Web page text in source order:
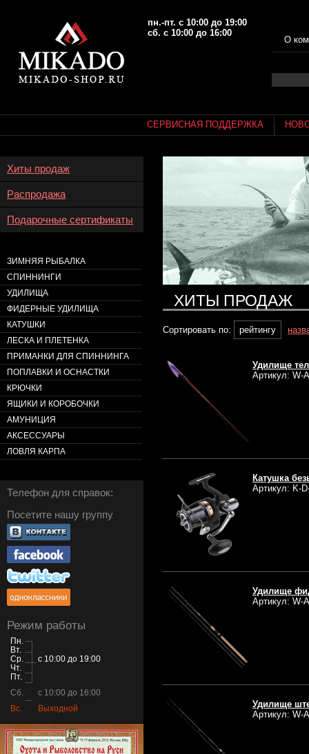
пн.-пт. с 10:00 до 19:00
сб. с 10:00 до 16:00
О
СЕРВИСНАЯ ПОДДЕРЖКА
ХИТЫ ПРОДАЖ
Сортировать по: рейтингу
Удилище
Артикул: W-
Катушка
Артикул: K-
Удилище
Артикул: W-
Удилище
Артикул: W-
Хиты продаж
Распродажа
Подарочные сертификаты
ЗИМНЯЯ РЫБАЛКА
СПИННИНГИ
УДИЛИЩА
ФИДЕРНЫЕ УДИЛИЩА
КАТУШКИ
ЛЕСКА И ПЛЕТЕНКА
ПРИМАНКИ ДЛЯ СПИННИНГА
ПОПЛАВКИ И ОСНАСТКИ
КРЮЧКИ
ЯЩИКИ И КОРОБОЧКИ
АМУНИЦИЯ
АКСЕССУАРЫ
ЛОВЛЯ КАРПА
Телефон для справок:
Посетите нашу группу
Режим работы
Пн.
Вт.
Ср.
Чт.
Пт.
с 10:00 до 19:00
Сб.
с 10:00 до 16:00
Вс.
Выходной